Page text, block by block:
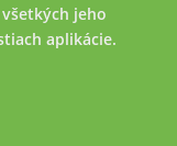
jeho
aplikácie.